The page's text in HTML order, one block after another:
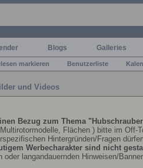
Blogs Galleries
markieren Benutzerliste
und Videos
Bezug zum Thema
Flächen ) bitte im Off-
Hintergründen/Fragen
Werbecharakter sind nicht
langandauernden Hinweisen/